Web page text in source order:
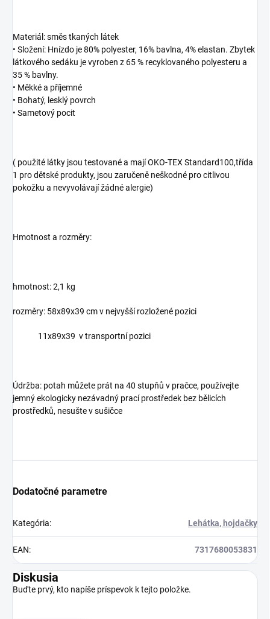
Materiál: směs tkaných látek
• Složení: Hnízdo je 80% polyester, 16% bavlna, 4% elastan. Zbytek
látkového sedáku je vyroben z 65 % recyklovaného polyesteru a
35 % bavlny.
• Měkké a příjemné
• Bohatý, lesklý povrch
• Sametový pocit
( použité látky jsou testované a mají OKO-TEX Standard100,třída
1 pro dětské produkty, jsou zaručeně neškodné pro citlivou
pokožku a nevyvolávají žádné alergie)
Hmotnost a rozměry:
hmotnost: 2,1 kg
rozměry: 58x89x39 cm v nejvyšší rozložené pozici
11x89x39 v transportní pozici
Údržba: potah můžete prát na 40 stupňů v pračce, používejte
jemný ekologicky nezávadný prací prostředek bez bělicích
prostředků, nesušte v sušičce
Dodatočné parametre
Kategória: Lehátka, hojdačky
EAN: 7317680053831
Diskusia
Buďte prvý, kto napíše príspevok k tejto položke.